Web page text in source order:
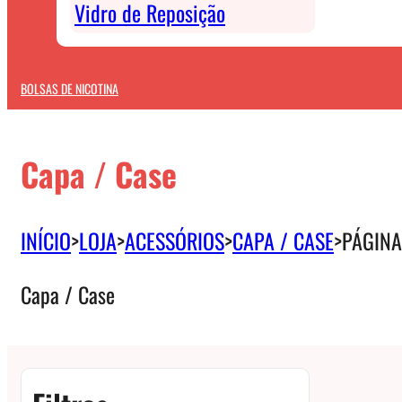
Vidro de Reposição
BOLSAS DE NICOTINA
Capa / Case
INÍCIO>LOJA>ACESSÓRIOS>CAPA / CASE>
Capa / Case